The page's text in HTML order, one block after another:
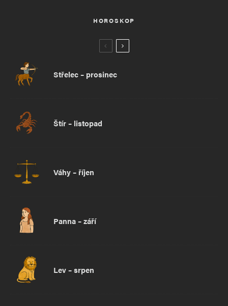
HOROSKOP
Střelec – prosinec
Štír – listopad
Váhy – říjen
Panna – září
Lev – srpen